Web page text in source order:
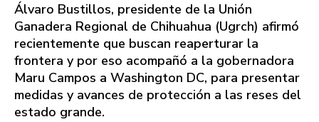
Álvaro Bustillos, presidente de la Unión
Ganadera Regional de Chihuahua (Ugrch) afirmó
recientemente que buscan reaperturar la
frontera y por eso acompañó a la gobernadora
Maru Campos a Washington DC, para presentar
medidas y avances de protección a las reses del
estado grande.